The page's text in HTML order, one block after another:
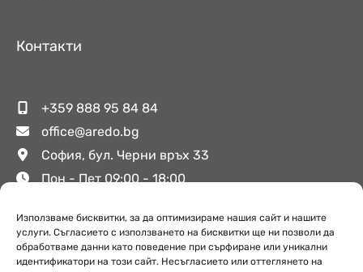
Използваме бисквитки, за да оптимизираме нашия сайт и нашите
услуги. Съгласието с използването на бисквитки ще ни позволи да
обработваме данни като поведение при сърфиране или уникални
идентификатори на този сайт. Несъгласието или оттеглянето на
Контакти
+359 888 95 84 84
office@aredo.bg
София, бул. Черни връх 33
Пон - Пет 09:00 - 18:00
Полезни връзки